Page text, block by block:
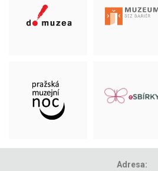
Adresa: